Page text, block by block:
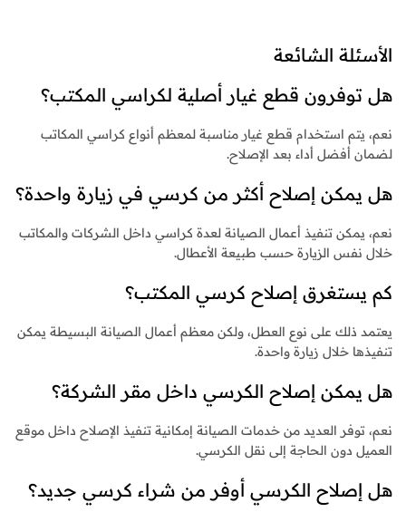
الأسئلة الشائعة
هل توفرون قطع غيار أصلية لكراسي المكتب؟
نعم، يتم استخدام قطع غيار مناسبة لمعظم أنواع كراسي المكاتب
لضمان أفضل أداء بعد الإصلاح.
هل يمكن إصلاح أكثر من كرسي في زيارة واحدة؟
نعم، يمكن تنفيذ أعمال الصيانة لعدة كراسي داخل الشركات والمكاتب
خلال نفس الزيارة حسب طبيعة الأعطال.
كم يستغرق إصلاح كرسي المكتب؟
يعتمد ذلك على نوع العطل، ولكن معظم أعمال الصيانة البسيطة يمكن
تنفيذها خلال زيارة واحدة.
هل يمكن إصلاح الكرسي داخل مقر الشركة؟
نعم، توفر العديد من خدمات الصيانة إمكانية تنفيذ الإصلاح داخل موقع
العميل دون الحاجة إلى نقل الكرسي.
هل إصلاح الكرسي أوفر من شراء كرسي جديد؟